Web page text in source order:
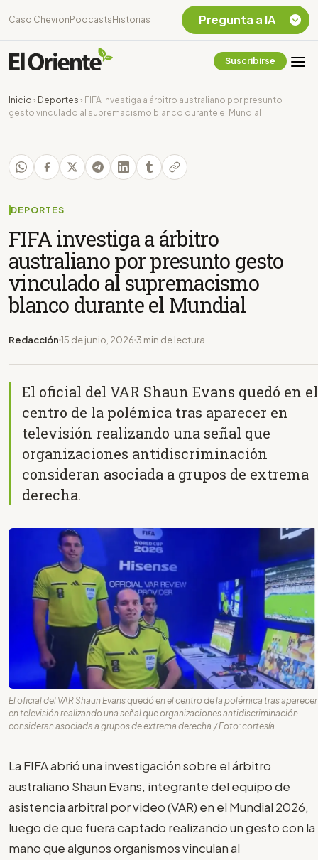
Caso Chevron Podcasts Historias
Suscribirse
Inicio › Deportes › FIFA investiga a árbitro australiano por presunto
gesto vinculado al supremacismo blanco durante el Mundial
DEPORTES
FIFA investiga a árbitro
australiano por presunto gesto
vinculado al supremacismo
blanco durante el Mundial
Redacción 15 de junio, 2026 3 min de lectura
El oficial del VAR Shaun Evans quedó en el
centro de la polémica tras aparecer en
televisión realizando una señal que
organizaciones antidiscriminación
consideran asociada a grupos de extrema
derecha.
El oficial del VAR Shaun Evans quedó en el centro de la polémica tras aparecer
en televisión realizando una señal que organizaciones antidiscriminación
consideran asociada a grupos de extrema derecha./ Foto: cortesía
La FIFA abrió una investigación sobre el árbitro
australiano Shaun Evans, integrante del equipo de
asistencia arbitral por video (VAR) en el Mundial 2026,
luego de que fuera captado realizando un gesto con la
mano que algunos organismos vinculan al
Pregunta a IA
Chevron Ecuador